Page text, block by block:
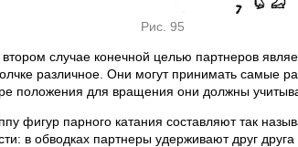
Рис. 95
случае конечной целью партнеров
различное. Они могут принимать самые
положения для вращения они должны
фигур парного катания составляют так
в обводках партнеры удерживают друг